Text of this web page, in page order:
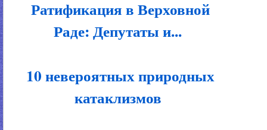
Ратификация в Верховной
Раде: Депутаты и...
10 невероятных природных
катаклизмов